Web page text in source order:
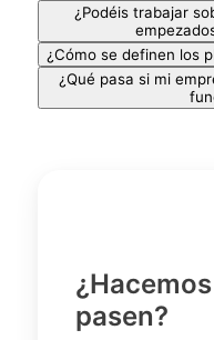
¿Podéis trabajar
¿Cómo se definen los
¿Qué pasa si mi
pasen?